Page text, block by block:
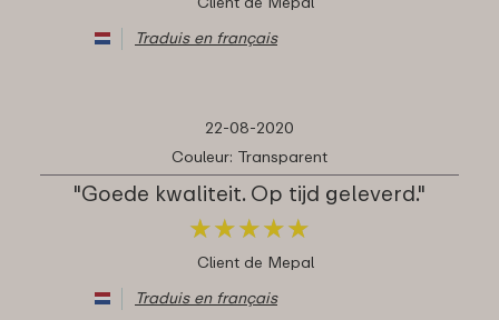
Traduis en français
22-08-2020
Couleur: Transparent
"Goede kwaliteit. Op tijd geleverd."
★★★★★
★★★★★
Client de Mepal
Traduis en français